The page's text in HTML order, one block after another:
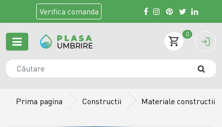
Verifica comanda
0
Prima pagina Constructii Materiale constructii